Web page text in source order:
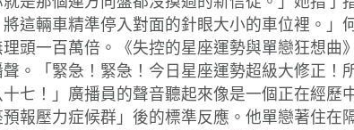
這輛車精準停入對面的針眼大小的車位裡。」
頭一百萬倍。《失控的星座運勢與單戀狂想
。「緊急！緊急！今日星座運勢超級大修正
七！」廣播員的聲音聽起來像是一個正在經
報壓力症候群」後的標準反應。他單戀著住